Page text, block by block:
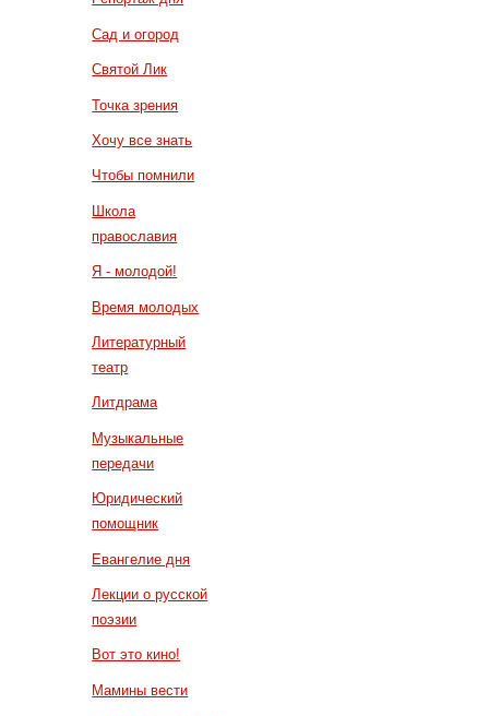
Сад и огород
Святой Лик
Точка зрения
Хочу все знать
Чтобы помнили
Школа
православия
Я - молодой!
Время молодых
Литературный
театр
Литдрама
Музыкальные
передачи
Юридический
помощник
Евангелие дня
Лекции о русской
поэзии
Вот это кино!
Мамины вести